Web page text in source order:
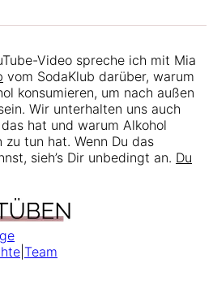
Video spreche ich mit Mia
vom SodaKlub darüber, warum
konsumieren, um nach außen
Wir unterhalten uns auch
hat und warum Alkohol
tun hat. Wenn Du das
sieh’s Dir unbedingt an. Du
Team